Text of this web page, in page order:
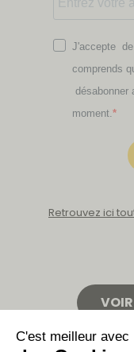
J'accepte
comprends
désabonner
moment.
Retrouvez ici